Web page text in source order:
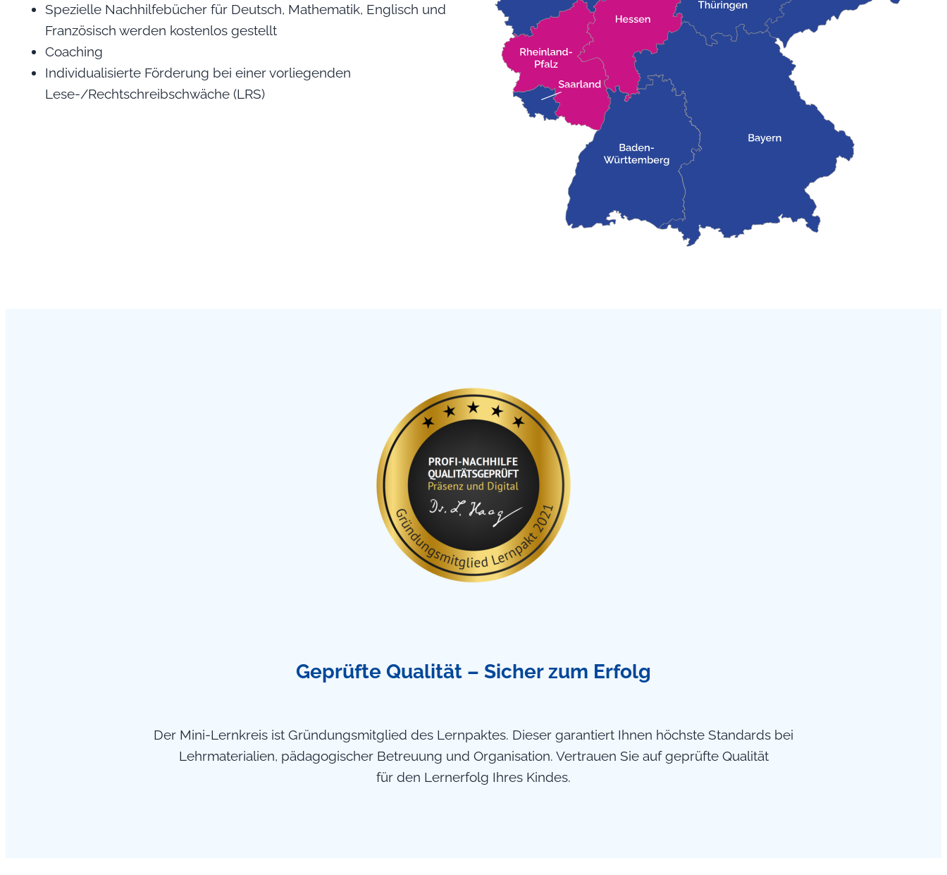
Spezielle Nachhilfebücher für Deutsch, Mathematik, Englisch und
Französisch werden kostenlos gestellt
Coaching
Individualisierte Förderung bei einer vorliegenden
Lese-/Rechtschreibschwäche (LRS)
Geprüfte Qualität – Sicher zum Erfolg
Der Mini-Lernkreis ist Gründungsmitglied des Lernpaktes. Dieser garantiert Ihnen höchste Standards bei
Lehrmaterialien, pädagogischer Betreuung und Organisation. Vertrauen Sie auf geprüfte Qualität
für den Lernerfolg Ihres Kindes.